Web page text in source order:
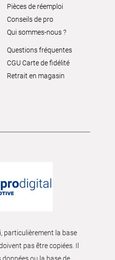
Pièces de réemploi
Conseils de pro
Qui sommes-nous ?
Questions fréquentes
CGU Carte de fidélité
Retrait en magasin
particulièrement la base
pas être copiées. Il